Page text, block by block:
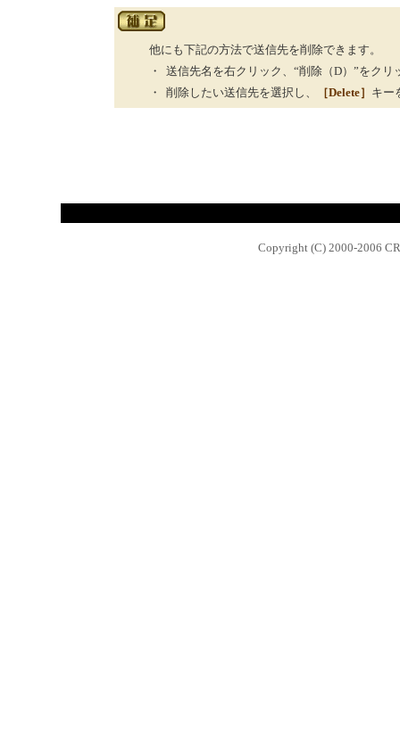
他にも下記の方法で送信先を削除できます。
・
送信先名を右クリック、“削除（D）”をクリ
・
削除したい送信先を選択し、 ［Delete］ キー
Copyright (C) 2000-2006